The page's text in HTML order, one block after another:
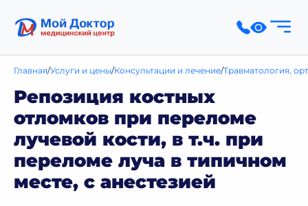
Главная Услуги и цены Консультации и лечение Травматология,
Репозиция костных
отломков при переломе
лучевой кости, в т.ч. при
переломе луча в типичном
месте, с анестезией